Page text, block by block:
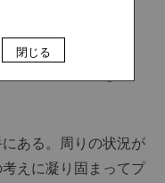
、それでいい」
じて疑わな
ある。周りの状況が
えに凝り固まってプ
閉じる